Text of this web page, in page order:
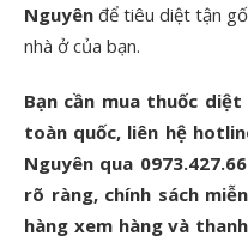
Nguyên để tiêu diệt tận
nhà ở của bạn.
Bạn cần mua thuốc
toàn quốc, liên hệ
Nguyên qua
rõ ràng, chính sách
hàng xem hàng và